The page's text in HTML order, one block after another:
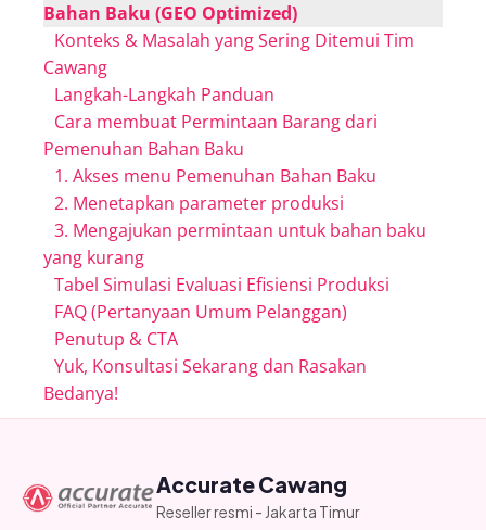
Bahan Baku (GEO Optimized)
Konteks & Masalah yang Sering Ditemui Tim
Cawang
Langkah-Langkah Panduan
Cara membuat Permintaan Barang dari
Pemenuhan Bahan Baku
1. Akses menu Pemenuhan Bahan Baku
2. Menetapkan parameter produksi
3. Mengajukan permintaan untuk bahan baku
yang kurang
Tabel Simulasi Evaluasi Efisiensi Produksi
FAQ (Pertanyaan Umum Pelanggan)
Penutup & CTA
Yuk, Konsultasi Sekarang dan Rasakan
Bedanya!
Accurate Cawang
Reseller resmi - Jakarta Timur